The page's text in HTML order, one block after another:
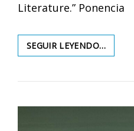
Literature.” Ponencia
SEGUIR LEYENDO…